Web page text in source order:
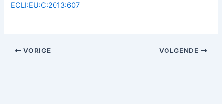
ECLI:EU:C:2013:607
VORIGE VOLGENDE